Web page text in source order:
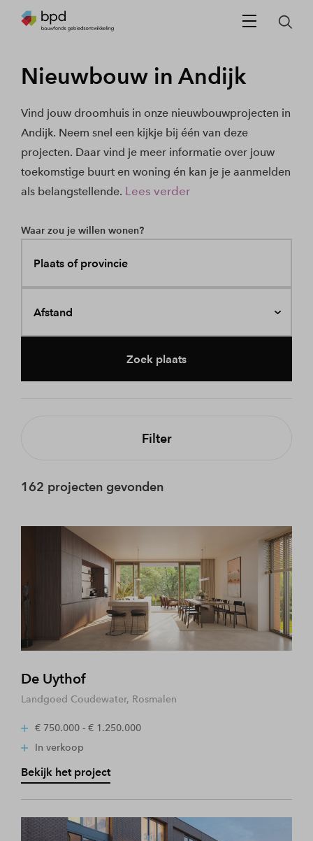
Nieuwbouw in Andijk
Vind jouw droomhuis in onze nieuwbouwprojecten in
Andijk. Neem snel een kijkje bij één van deze
projecten. Daar vind je meer informatie over jouw
toekomstige buurt en woning én kan je je aanmelden
als belangstellende. Lees verder
Waar zou je willen wonen?
Plaats of provincie
Afstand
Zoek plaats
Filter
162 projecten gevonden
De Uythof
Landgoed Coudewater, Rosmalen
€ 750.000 - € 1.250.000
In verkoop
Bekijk het project